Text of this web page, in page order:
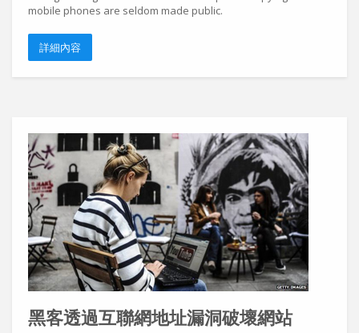
mobile phones are seldom made public.
詳細內容
黑客透過互聯網地址漏洞破壞網站